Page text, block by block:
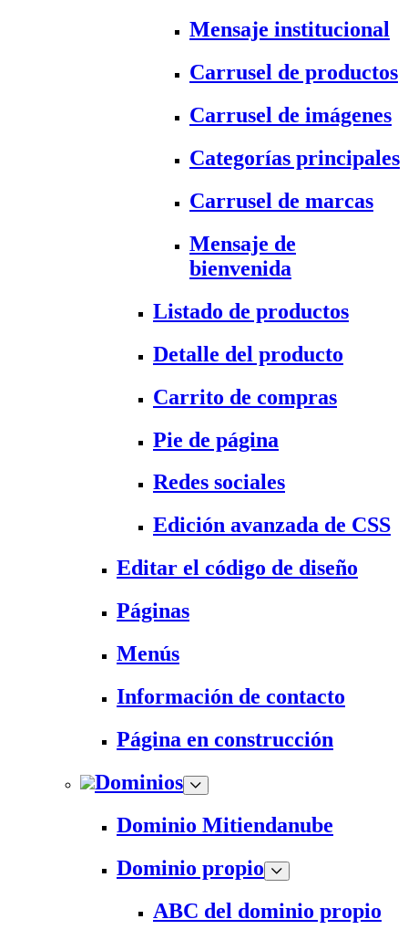
Mensaje institucional
Carrusel de productos
Carrusel de imágenes
Categorías principales
Carrusel de marcas
Mensaje de
bienvenida
Listado de productos
Detalle del producto
Carrito de compras
Pie de página
Redes sociales
Edición avanzada de CSS
Editar el código de diseño
Páginas
Menús
Información de contacto
Página en construcción
Dominios
Dominio Mitiendanube
Dominio propio
ABC del dominio propio